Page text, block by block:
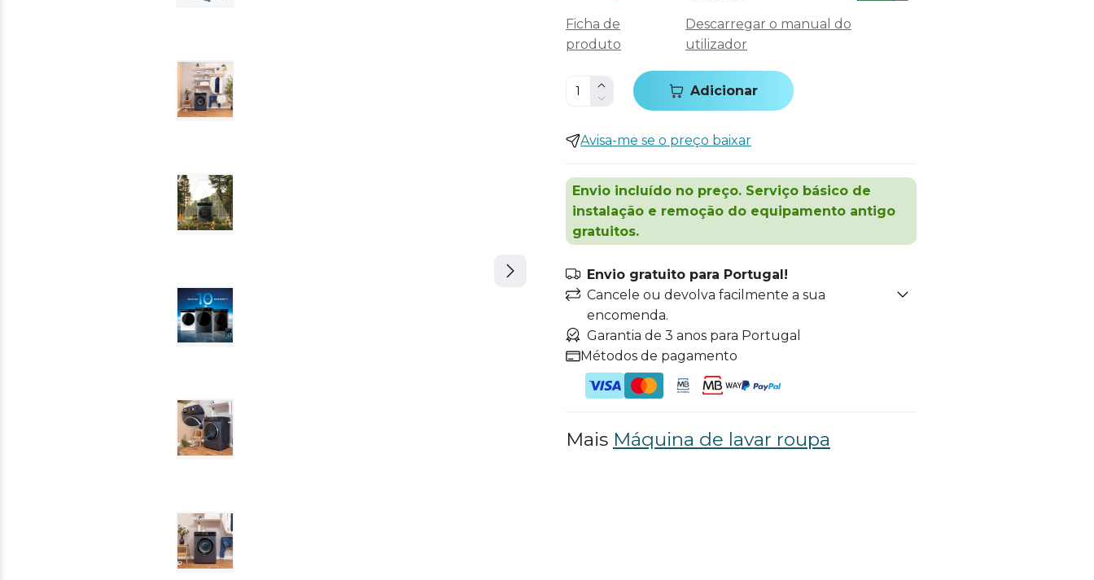
Ficha de
produto
Descarregar o manual do
utilizador
Adicionar
Avisa-me se o preço baixar
Envio incluído no preço. Serviço básico de
instalação e remoção do equipamento antigo
gratuitos.
Envio gratuito para Portugal!
Cancele ou devolva facilmente a sua
encomenda.
Garantia de 3 anos para Portugal
Métodos de pagamento
Mais Máquina de lavar roupa